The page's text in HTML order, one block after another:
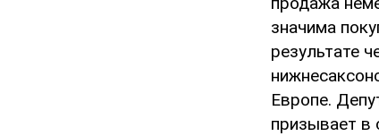
значима
результате
Европе.
призывает в